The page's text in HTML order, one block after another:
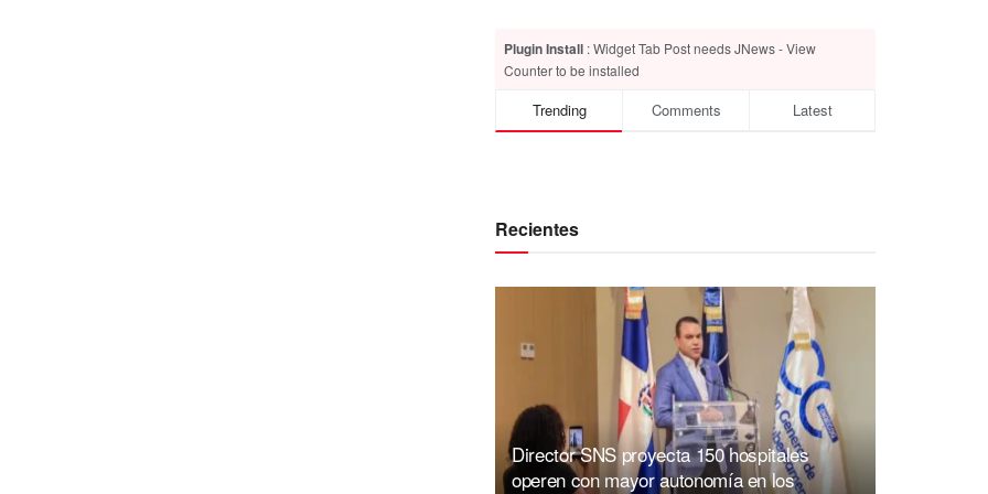
Plugin Install : Widget Tab Post needs JNews - View
Counter to be installed
Trending Comments Latest
Recientes
Director SNS proyecta 150 hospitales
operen con mayor autonomía en los